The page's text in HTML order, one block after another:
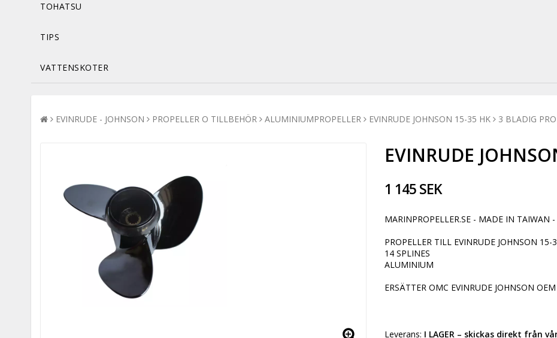
TOHATSU
TIPS
VATTENSKOTER
EVINRUDE - JOHNSON PROPELLER O TILLBEHÖR ALUMINIUMPROPELLER EVINRUDE JOHNSON 15-35 HK 3 BLADIG
EVINRUDE
1 145 SEK
MARINPROPELLER.SE - MADE IN TAIWAN
PROPELLER TILL EVINRUDE JOHNSON 15-
14 SPLINES
ALUMINIUM
ERSÄTTER OMC EVINRUDE JOHNSON
Leverans: I LAGER – skickas direkt från